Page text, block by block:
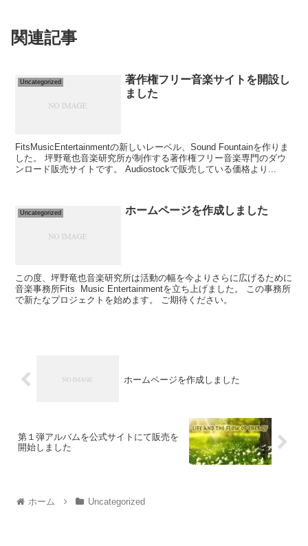
関連記事
Uncategorized
著作権フリー音楽サイトを開設し
ました
FitsMusicEntertainmentの新しいレーベル、Sound Fountainを作りま
した。 坪野竜也音楽研究所が制作する著作権フリー音楽専門のダウ
ンロード販売サイトです。 Audiostockで販売している価格より...
Uncategorized ホームページを作成しました
この度、坪野竜也音楽研究所は活動の幅を今よりさらに広げるために
音楽事務所Fits Music Entertainmentを立ち上げました。 この事務所
で新たなプロジェクトを始めます。 ご期待ください。
ホームページを作成しました
第１弾アルバムを公式サイトにて販売を
開始しました
ホーム Uncategorized